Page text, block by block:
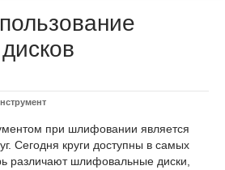
при шлифовании является
Сегодня круги доступны в самых
различают шлифовальные диски,